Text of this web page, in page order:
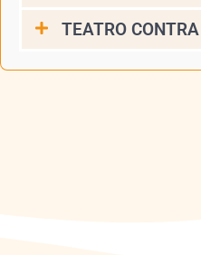
TEATRO